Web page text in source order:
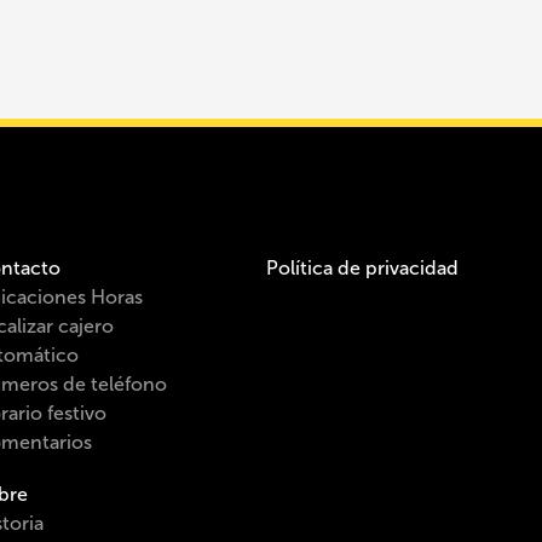
Horas
cajero
de teléfono
festivo
Política de privacidad